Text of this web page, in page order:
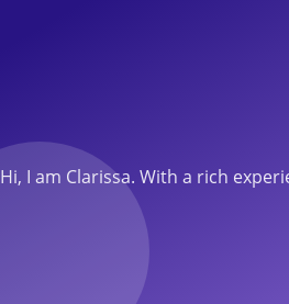
Hi, I am Clarissa. With a rich